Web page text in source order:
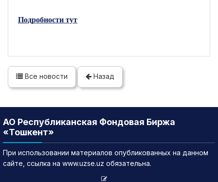
Подробности тут
Все новости Назад
АО Республиканская Фондовая Биржа
«Тошкент»
При использовании материалов опубликованных на данном
сайте, ссылка на www.uzse.uz обязательна.